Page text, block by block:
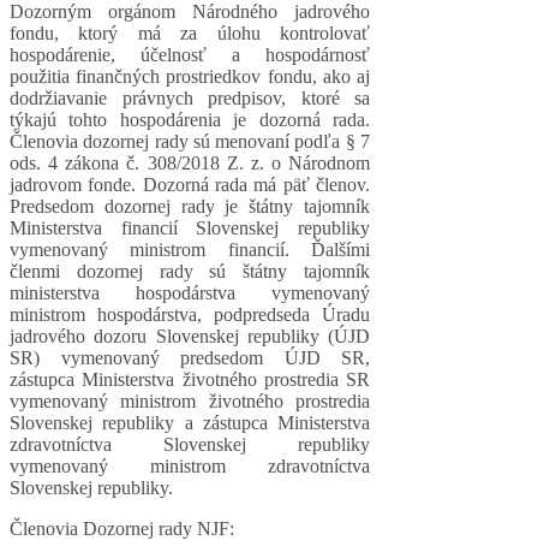
Dozorným orgánom Národného jadrového
fondu, ktorý má za úlohu kontrolovať
hospodárenie, účelnosť a hospodárnosť
použitia finančných prostriedkov fondu, ako aj
dodržiavanie právnych predpisov, ktoré sa
týkajú tohto hospodárenia je dozorná rada.
Členovia dozornej rady sú menovaní podľa § 7
ods. 4 zákona č. 308/2018 Z. z. o Národnom
jadrovom fonde. Dozorná rada má päť členov.
Predsedom dozornej rady je štátny tajomník
Ministerstva financií Slovenskej republiky
vymenovaný ministrom financií. Ďalšími
členmi dozornej rady sú štátny tajomník
ministerstva hospodárstva vymenovaný
ministrom hospodárstva, podpredseda Úradu
jadrového dozoru Slovenskej republiky (ÚJD
SR) vymenovaný predsedom ÚJD SR,
zástupca Ministerstva životného prostredia SR
vymenovaný ministrom životného prostredia
Slovenskej republiky a zástupca Ministerstva
zdravotníctva Slovenskej republiky
vymenovaný ministrom zdravotníctva
Slovenskej republiky.
Členovia Dozornej rady NJF: